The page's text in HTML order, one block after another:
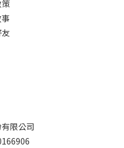
限公司